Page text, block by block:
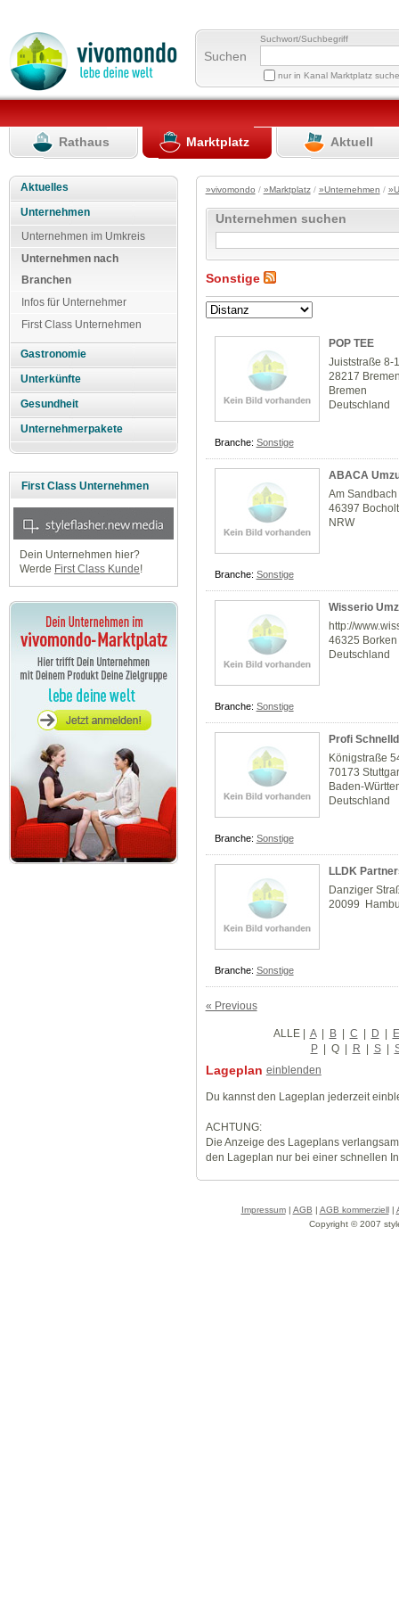
Suchen
Suchwort/Suchbegriff
nur in Kanal Marktplatz
Rathaus Marktplatz Aktuell
Aktuelles
Unternehmen
Unternehmen im Umkreis
Unternehmen nach
Branchen
Infos für Unternehmer
First Class Unternehmen
Gastronomie
Unterkünfte
Gesundheit
Unternehmerpakete
First Class Unternehmen
Dein Unternehmen hier?
Werde First Class Kunde!
»vivomondo / »Marktplatz/ »Unternehmen /
Unternehmen suchen
Sonstige
POP TEE
Juiststraße 8-
28217
Bremen
Deutschland
Branche: Sonstige
ABACA
Am
46397 Bocholt
NRW
Branche: Sonstige
Wisserio
http://
46325 Borken
Deutschland
Branche: Sonstige
Profi
Königstraße
70173
Baden-
Deutschland
Branche: Sonstige
LLDK
Danziger
20099
Branche: Sonstige
« Previous
ALLE| A | B | C | D | E
P | Q | R | S |
Lageplan einblenden
Du kannst den Lageplan jederzeit
ACHTUNG:
Die Anzeige des Lageplans
den Lageplan nur bei einer schnellen
Impressum| AGB | AGB kommerziell|
Copyright © 2007